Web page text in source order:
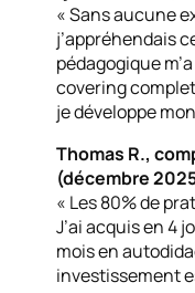
« Sans aucune
j’appréhendais
pédagogique
covering
je développe
Thomas R.,
(décembre
« Les 80% de
J’ai acquis en 4
mois en
investissement